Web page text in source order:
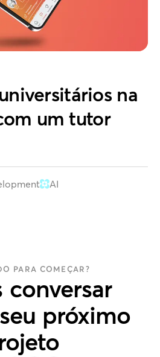
na
um tutor
AI
PARA COMEÇAR?
conversar
seu próximo